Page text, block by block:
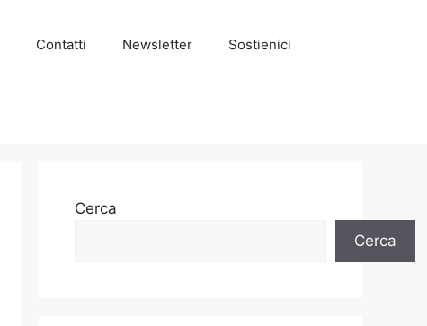
Contatti Newsletter Sostienici
Cerca
Cerca